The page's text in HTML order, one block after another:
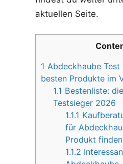
aktuellen Seite.
1 Abdeckhaube
besten Produkte im
1.1 Bestenliste:
Testsieger 2026
1.1.1
für
Produkt finden
1.1.2